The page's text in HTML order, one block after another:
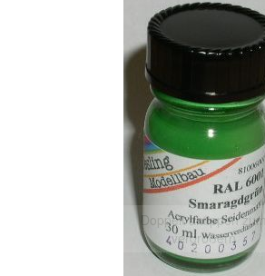
Doppelt antippen zum
vergrößern